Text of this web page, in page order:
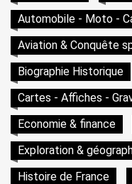
Automobile - Moto -
Aviation & Conquête
Biographie Historique
Cartes - Affiches -
Economie & finance
Exploration &
Histoire de France